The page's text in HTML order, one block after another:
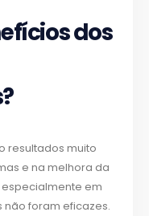
dos
resultados muito
e na melhora da
em
foram eficazes.